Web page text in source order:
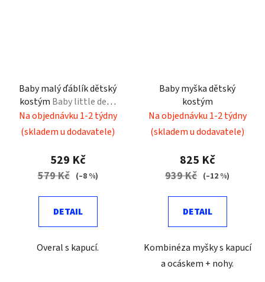
Baby malý ďáblík dětský
kostým Baby little devil
child costume
Na objednávku 1-2 týdny
(skladem u dodavatele)
529 Kč
579 Kč (–8 %)
DETAIL
Overal s kapucí.
Baby myška dětský
kostým
Na objednávku 1-2 týdny
(skladem u dodavatele)
825 Kč
939 Kč (–12 %)
DETAIL
Kombinéza myšky s kapucí
a ocáskem + nohy.